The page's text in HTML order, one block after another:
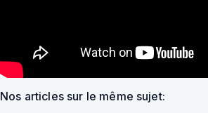
Nos articles sur le même sujet: